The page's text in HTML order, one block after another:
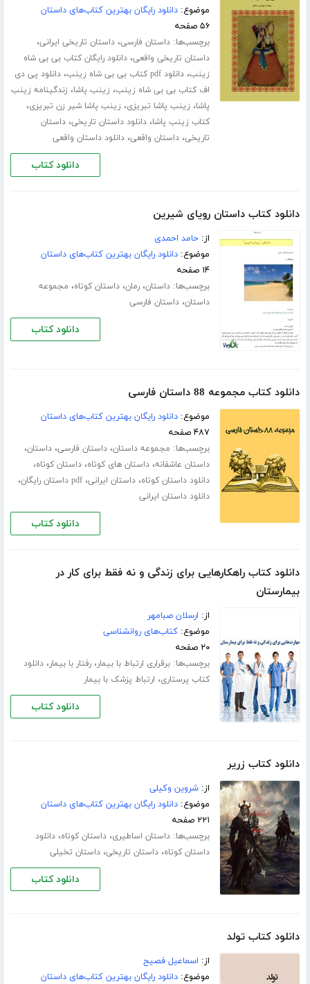
موضوع:دانلود رایگان بهترین کتاب‌های داستان
۵۶ صفحه
برچسب‌ها:داستان فارسی،داستان تاریخی ایرانی،
داستان تاریخی واقعی،دانلود رایگان کتاب بی بی شاه
زینب،دانلود pdf کتاب بی بی شاه زینب ،دانلود پی دی
اف کتاب بی بی شاه زینب، زینب پاشا، زندگینامه زینب
پاشا، زینب پاشا تبریزی، زینب پاشا شیر زن تبریزی،
کتاب زینب پاشا،دانلود داستان تاریخی،داستان
تاریخی،داستان واقعی،دانلود داستان واقعی
دانلود کتاب
دانلود کتاب داستان رویای شیرین
از:حامد احمدی
موضوع:دانلود رایگان بهترین کتاب‌های داستان
۱۴ صفحه
برچسب‌ها:داستان،رمان،داستان کوتاه، مجموعه
داستان،داستان فارسی
دانلود کتاب
دانلود کتاب مجموعه 88 داستان فارسی
موضوع:دانلود رایگان بهترین کتاب‌های داستان
۴۸۷ صفحه
برچسب‌ها: مجموعه داستان،داستان فارسی،داستان،
داستان عاشقانه،داستان های کوتاه،داستان کوتاه،
دانلود داستان کوتاه،داستان ایرانی،pdf داستان رایگان ،
دانلود داستان ایرانی
دانلود کتاب
دانلود کتاب راهکارهایی برای زندگی و نه فقط برای کار در
بیمارستان
از: ارسلان صبامهر
موضوع:کتاب‌های روانشناسی
۲۰ صفحه
برچسب‌ها:برقراری ارتباط با بیمار،رفتار با بیمار،دانلود
کتاب پرستاری، ارتباط پزشک با بیمار
دانلود کتاب
دانلود کتاب زریر
از:شروین وکیلی
موضوع:دانلود رایگان بهترین کتاب‌های داستان
۲۲۱ صفحه
برچسب‌ها:داستان اساطیری،داستان کوتاه،دانلود
داستان کوتاه،داستان تاریخی،داستان تخیلی
دانلود کتاب
دانلود کتاب تولد
از: اسماعیل فصیح
موضوع:دانلود رایگان بهترین کتاب‌های داستان